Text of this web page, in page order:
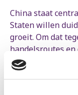
China staat
Staten willen
groeit. Om dat
handelsroutes
controleren,
grondstoffen de